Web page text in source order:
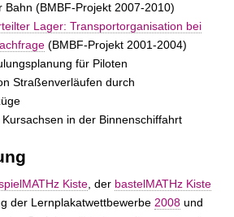
Bahn (BMBF-Projekt 2007-2010)
Lager: Transportorganisation bei
(BMBF-Projekt 2001-2004)
für Piloten
Straßenverläufen durch
in der Binnenschiffahrt
Kiste, der bastelMATHz Kiste
der Lernplakatwettbewerbe 2008 und